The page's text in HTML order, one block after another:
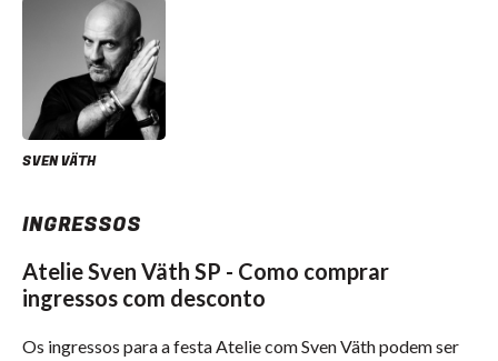
SVEN VÄTH
INGRESSOS
Atelie Sven Väth SP - Como comprar
ingressos com desconto
Os ingressos para a festa Atelie com Sven Väth podem ser